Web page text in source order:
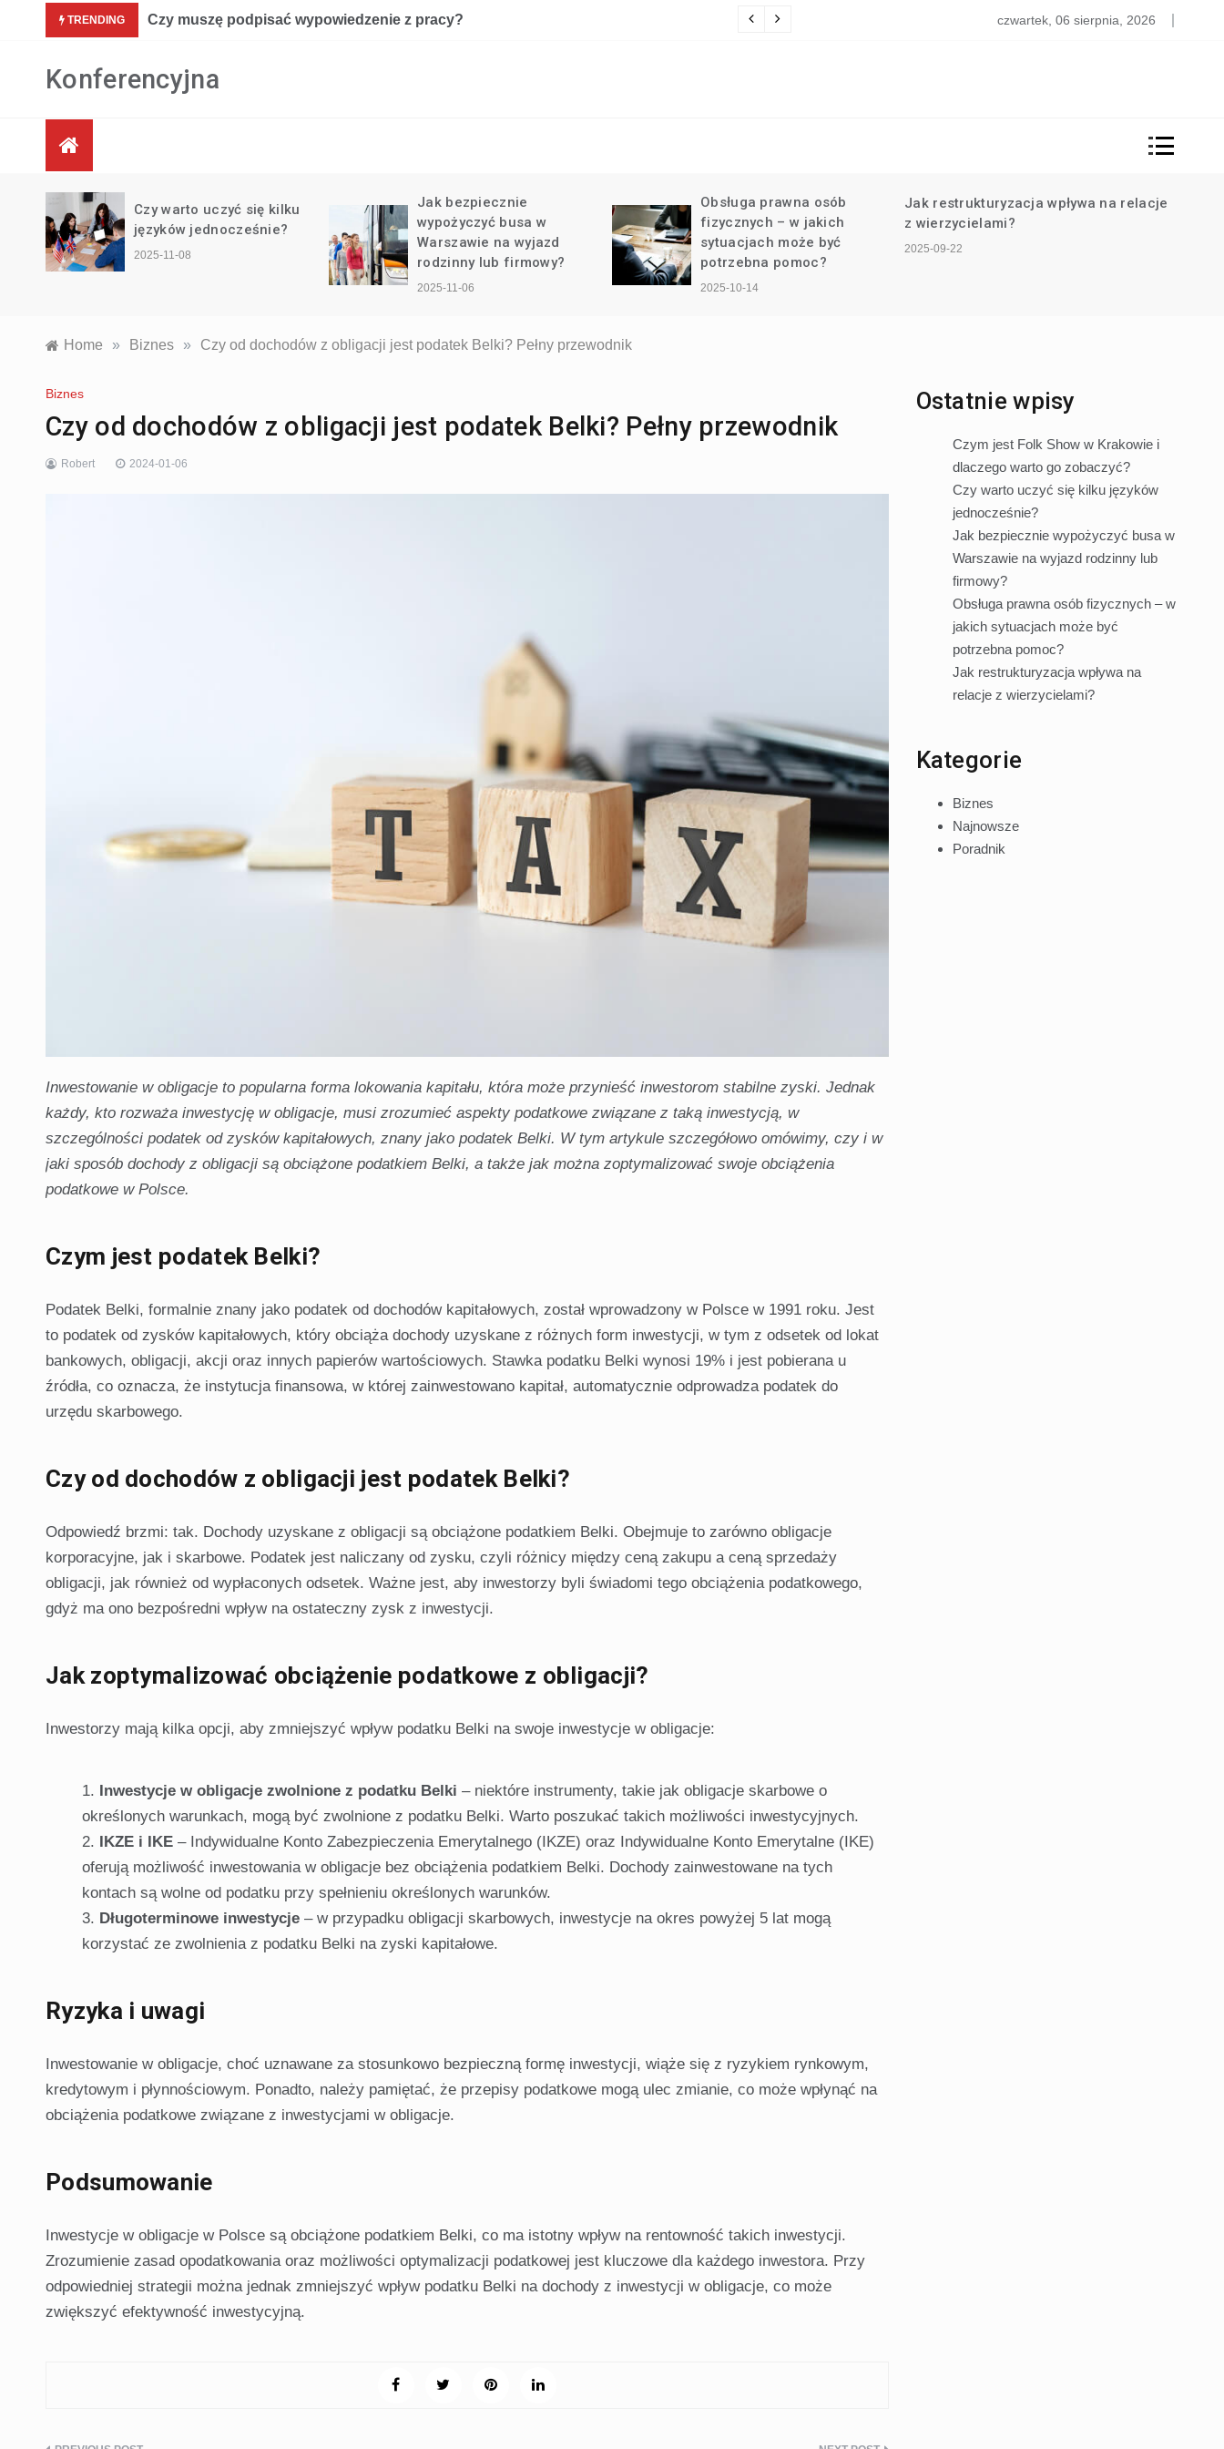
TRENDING Czy muszę podpisać wypowiedzenie z pracy? Czy strefa euro upadnie? Analiza i prognozy na najbliższe
czwartek, 06 sierpnia, 2026
Konferencyjna
Czy warto uczyć się kilku
języków jednocześnie?
2025-11-08
Jak bezpiecznie
wypożyczyć busa w
Warszawie na wyjazd
rodzinny lub firmowy?
2025-11-06
Obsługa prawna osób
fizycznych – w jakich
sytuacjach może być
potrzebna pomoc?
2025-10-14
Jak restrukturyzacja wpływa na relacje
z wierzycielami?
2025-09-22
Home » Biznes » Czy od dochodów z obligacji jest podatek Belki? Pełny przewodnik
Biznes
Czy od dochodów z obligacji jest podatek Belki? Pełny przewodnik
Robert 2024-01-06
Inwestowanie w obligacje to popularna forma lokowania kapitału, która może przynieść inwestorom stabilne zyski. Jednak
każdy, kto rozważa inwestycję w obligacje, musi zrozumieć aspekty podatkowe związane z taką inwestycją, w
szczególności podatek od zysków kapitałowych, znany jako podatek Belki. W tym artykule szczegółowo omówimy, czy i w
jaki sposób dochody z obligacji są obciążone podatkiem Belki, a także jak można zoptymalizować swoje obciążenia
podatkowe w Polsce.
Czym jest podatek Belki?
Podatek Belki, formalnie znany jako podatek od dochodów kapitałowych, został wprowadzony w Polsce w 1991 roku. Jest
to podatek od zysków kapitałowych, który obciąża dochody uzyskane z różnych form inwestycji, w tym z odsetek od lokat
bankowych, obligacji, akcji oraz innych papierów wartościowych. Stawka podatku Belki wynosi 19% i jest pobierana u
źródła, co oznacza, że instytucja finansowa, w której zainwestowano kapitał, automatycznie odprowadza podatek do
urzędu skarbowego.
Czy od dochodów z obligacji jest podatek Belki?
Odpowiedź brzmi: tak. Dochody uzyskane z obligacji są obciążone podatkiem Belki. Obejmuje to zarówno obligacje
korporacyjne, jak i skarbowe. Podatek jest naliczany od zysku, czyli różnicy między ceną zakupu a ceną sprzedaży
obligacji, jak również od wypłaconych odsetek. Ważne jest, aby inwestorzy byli świadomi tego obciążenia podatkowego,
gdyż ma ono bezpośredni wpływ na ostateczny zysk z inwestycji.
Jak zoptymalizować obciążenie podatkowe z obligacji?
Inwestorzy mają kilka opcji, aby zmniejszyć wpływ podatku Belki na swoje inwestycje w obligacje:
Inwestycje w obligacje zwolnione z podatku Belki – niektóre instrumenty, takie jak obligacje skarbowe o
określonych warunkach, mogą być zwolnione z podatku Belki. Warto poszukać takich możliwości inwestycyjnych.
IKZE i IKE – Indywidualne Konto Zabezpieczenia Emerytalnego (IKZE) oraz Indywidualne Konto Emerytalne (IKE)
oferują możliwość inwestowania w obligacje bez obciążenia podatkiem Belki. Dochody zainwestowane na tych
kontach są wolne od podatku przy spełnieniu określonych warunków.
Długoterminowe inwestycje – w przypadku obligacji skarbowych, inwestycje na okres powyżej 5 lat mogą
korzystać ze zwolnienia z podatku Belki na zyski kapitałowe.
Ryzyka i uwagi
Inwestowanie w obligacje, choć uznawane za stosunkowo bezpieczną formę inwestycji, wiąże się z ryzykiem rynkowym,
kredytowym i płynnościowym. Ponadto, należy pamiętać, że przepisy podatkowe mogą ulec zmianie, co może wpłynąć na
obciążenia podatkowe związane z inwestycjami w obligacje.
Podsumowanie
Inwestycje w obligacje w Polsce są obciążone podatkiem Belki, co ma istotny wpływ na rentowność takich inwestycji.
Zrozumienie zasad opodatkowania oraz możliwości optymalizacji podatkowej jest kluczowe dla każdego inwestora. Przy
odpowiedniej strategii można jednak zmniejszyć wpływ podatku Belki na dochody z inwestycji w obligacje, co może
zwiększyć efektywność inwestycyjną.
Ostatnie wpisy
Czym jest Folk Show w Krakowie i
dlaczego warto go zobaczyć?
Czy warto uczyć się kilku języków
jednocześnie?
Jak bezpiecznie wypożyczyć busa w
Warszawie na wyjazd rodzinny lub
firmowy?
Obsługa prawna osób fizycznych – w
jakich sytuacjach może być
potrzebna pomoc?
Jak restrukturyzacja wpływa na
relacje z wierzycielami?
Kategorie
Biznes
Najnowsze
Poradnik